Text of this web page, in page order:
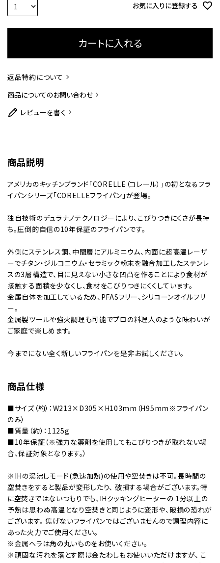
お気に入りに登録する
カートに入れる
返品特約について
商品についてのお問い合わせ
レビューを書く
商品説明
アメリカのキッチンブランド「CORELLE（コレール）」の初となるフラ
イパンシリーズ「CORELLEフライパン」が登場。
独自技術のデュラナノテクノロジーにより、こびりつきにくさが長持
ち。圧倒的自信の10年保証のフライパンです。
外側にステンレス鋼、中間層にアルミニウム、内面に超高温レーザ
ーでチタン・ジルコニウム・セラミック粉末を融合加工したステンレ
スの3層構造で、目に見えない小さな凹凸を作ることにより食材が
接触する面積を少なくし、食材をこびりつきにくくしています。
金属自体を加工しているため、PFASフリー、シリコーンオイルフリ
ー。
金属製ツールや強火調理も可能でプロの料理人のような味わいが
ご家庭で楽しめます。
今までにない全く新しいフライパンを是非お試しください。
商品仕様
■サイズ（約）：W213×D305×H103mm（H95mm※フライパン
のみ）
■質量（約）：1125g
■10年保証（※強力な薬剤を使用してもこびりつきが取れない場
合、保証対象となります。）
※IHの湯沸しモード(急速加熱)の使用や空焚きは不可。長時間の
空焚きをすると製品が変形したり、 破損する場合がございます。特
に空焚きではないつもりでも、IHクッキングヒーターの 1分以上の
予熱は思わぬ高温となり空焚きと同じように変形や、破損の恐れが
ございます。 焦げないフライパンではございませんので調理内容に
あった火力でご使用ください。
※金属ヘラは角の丸いものをお使いください。
※頑固な汚れを落とす際は金たわしもお使いいただけますが、 こ